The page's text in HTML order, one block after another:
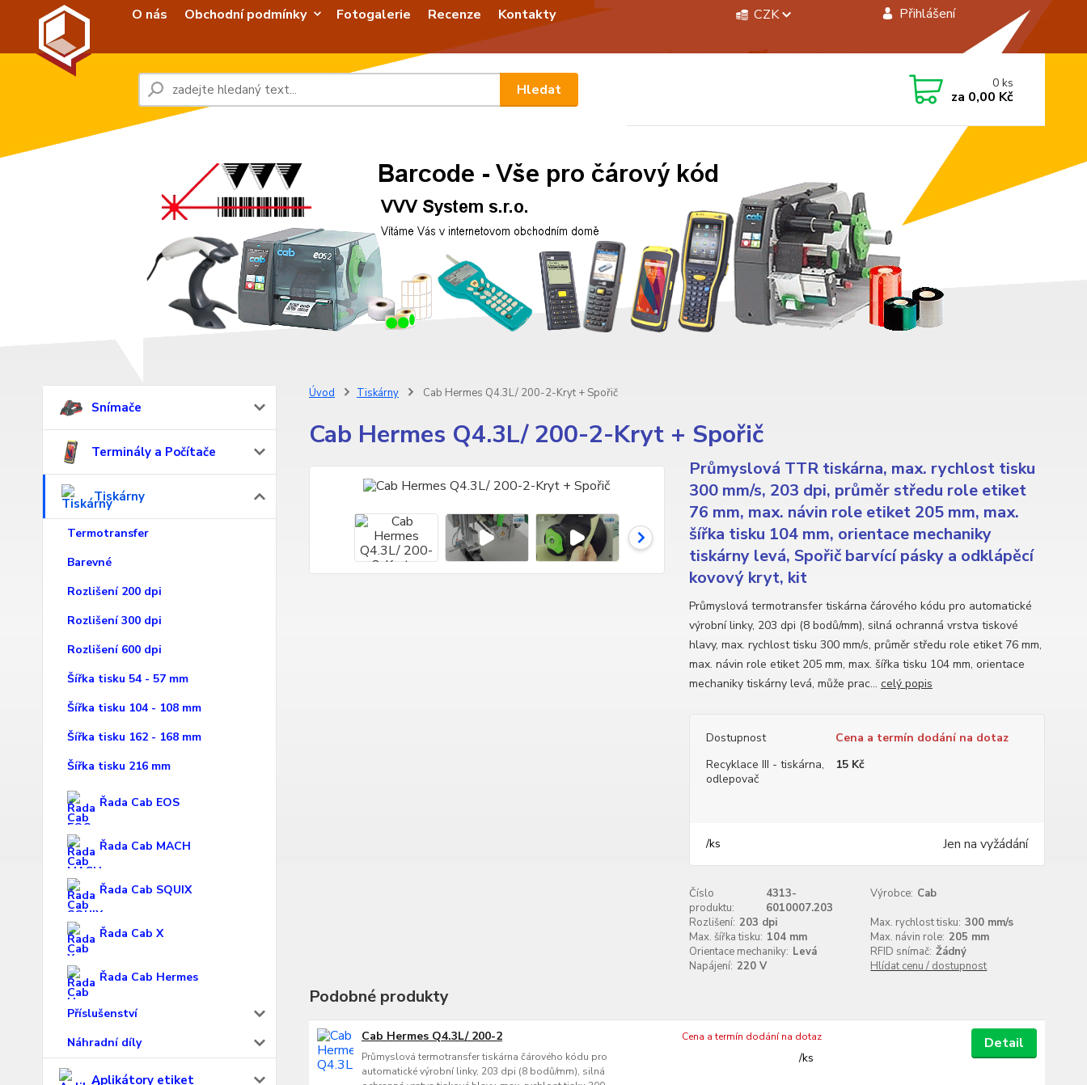
O nás Obchodní podmínky Fotogalerie Recenze Kontakty CZK Přihlášení
Hledat 0ks
za 0,00 Kč
Snímače
Terminály a Počítače
Tiskárny
Termotransfer
Barevné
Rozlišení 200 dpi
Rozlišení 300 dpi
Rozlišení 600 dpi
Šířka tisku 54 - 57 mm
Šířka tisku 104 - 108 mm
Šířka tisku 162 - 168 mm
Šířka tisku 216 mm
Řada Cab EOS
Řada Cab MACH
Řada Cab SQUIX
Řada Cab X
Řada Cab Hermes
Příslušenství
Náhradní díly
Aplikátory etiket
Úvod Tiskárny Cab Hermes Q4.3L/ 200-2-Kryt + Spořič
Cab Hermes Q4.3L/ 200-2-Kryt + Spořič
Průmyslová TTR tiskárna, max. rychlost tisku
300 mm/s, 203 dpi, průměr středu role etiket
76 mm, max. návin role etiket 205 mm, max.
šířka tisku 104 mm, orientace mechaniky
tiskárny levá, Spořič barvící pásky a odklápěcí
kovový kryt, kit
Průmyslová termotransfer tiskárna čárového kódu pro automatické
výrobní linky, 203 dpi (8 bodů/mm), silná ochranná vrstva tiskové
hlavy, max. rychlost tisku 300 mm/s, průměr středu role etiket 76 mm,
max. návin role etiket 205 mm, max. šířka tisku 104 mm, orientace
mechaniky tiskárny levá, může prac... celý popis
Dostupnost
Cena a termín dodání na dotaz
Recyklace III - tiskárna,
odlepovač
15 Kč
/ks Jen na vyžádání
Číslo
produktu:
4313-
6010007.203
Výrobce: Cab
Rozlišení: 203 dpi Max. rychlost tisku: 300 mm/s
Max. šířka tisku: 104 mm Max. návin role: 205 mm
Orientace mechaniky: Levá RFID snímač: Žádný
Napájení: 220 V Hlídat cenu / dostupnost
Podobné produkty
Cab Hermes Q4.3L/ 200-2
Průmyslová termotransfer tiskárna čárového kódu pro
automatické výrobní linky, 203 dpi (8 bodů/mm), silná
/ks
Cena a termín dodání na dotaz Detail